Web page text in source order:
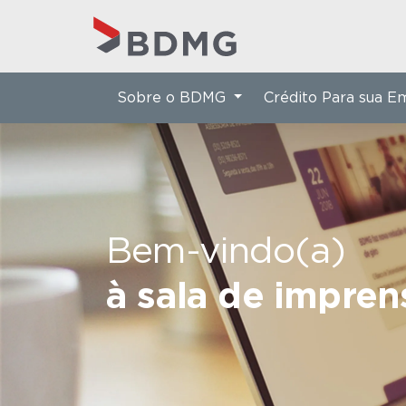
Bem-vindo(a)
à sala de
Sobre o BDMG Crédito Para sua